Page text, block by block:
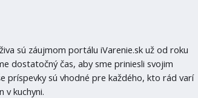
sú záujmom portálu iVarenie.sk už od roku
dostatočný čas, aby sme priniesli svojim
príspevky sú vhodné pre každého, kto rád varí
v kuchyni.